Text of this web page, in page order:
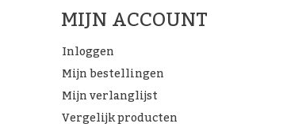
MIJN ACCOUNT
Inloggen
Mijn bestellingen
Mijn verlanglijst
Vergelijk producten